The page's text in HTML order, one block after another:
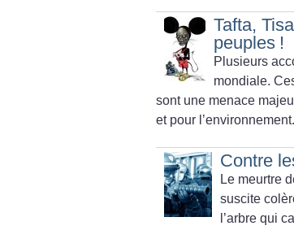
Tafta,
peuples !
Plusieurs
mondiale.
sont une menace
et pour l’environnement.
Contre
Le meurtre
suscite
l’arbre qui